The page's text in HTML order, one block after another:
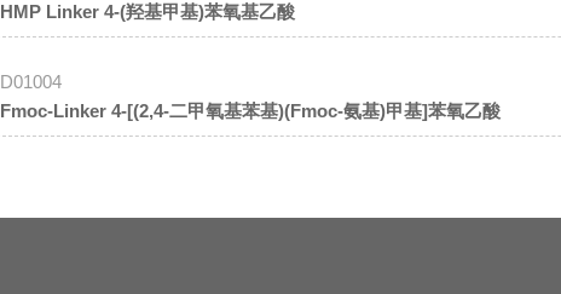
HMP Linker 4-(羟基甲基)苯氧基乙酸
D01004
Fmoc-Linker 4-[(2,4-二甲氧基苯基)(Fmoc-氨基)甲基]苯氧乙酸